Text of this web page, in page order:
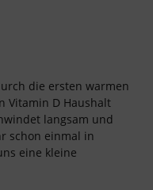
die ersten warmen
Vitamin D Haushalt
langsam und
schon einmal in
eine kleine